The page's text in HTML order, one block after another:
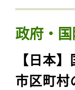
政府・
【日本
市区町村